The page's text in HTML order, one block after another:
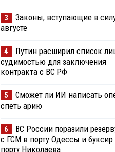
3
Законы, вступающие в
августе
4
Путин расширил список
судимостью для заключения
контракта с ВС РФ
5
Сможет ли ИИ написать
спеть арию
6
ВС России поразили
с ГСМ в порту Одессы и буксир
порту Николаева